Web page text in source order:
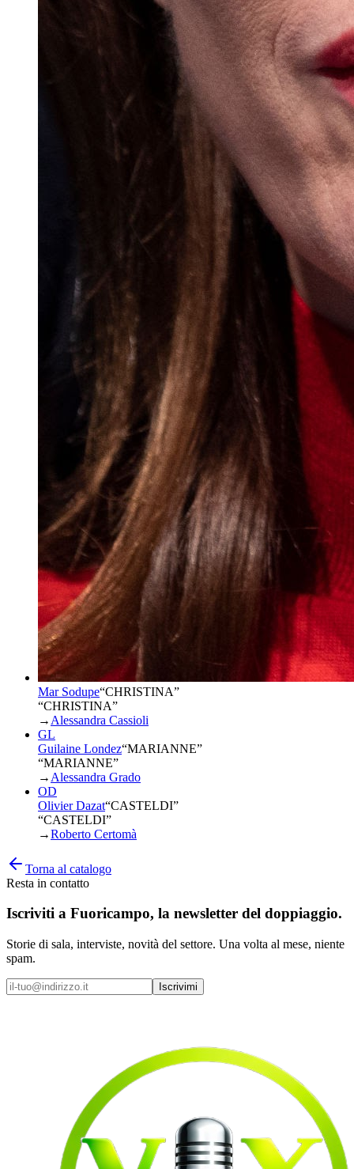
Mar Sodupe“CHRISTINA”
“CHRISTINA”
→ Alessandra Cassioli
GL
Guilaine Londez“MARIANNE”
“MARIANNE”
→ Alessandra Grado
OD
Olivier Dazat“CASTELDI”
“CASTELDI”
→Roberto Certomà
Torna al catalogo
Resta in contatto
Iscriviti a Fuoricampo, la newsletter del doppiaggio.
Storie di sala, interviste, novità del settore. Una volta al mese, niente
spam.
Iscrivimi